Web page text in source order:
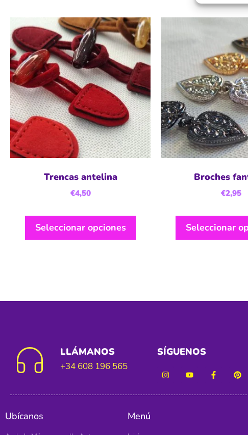
Trencas antelina
€4,50
Seleccionar opciones
Broches
€2,95
Seleccionar
LLÁMANOS
+34 608 196 565
SÍGUENOS
Ubícanos Menú